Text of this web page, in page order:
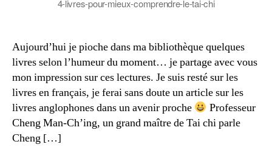
4-livres-pour-mieux-comprendre-le-tai-chi
Aujourd’hui je pioche dans ma bibliothèque quelques
livres selon l’humeur du moment… je partage avec vous
mon impression sur ces lectures. Je suis resté sur les
livres en français, je ferai sans doute un article sur les
livres anglophones dans un avenir proche
Professeur
Cheng Man-Ch’ing, un grand maître de Tai chi parle
Cheng […]